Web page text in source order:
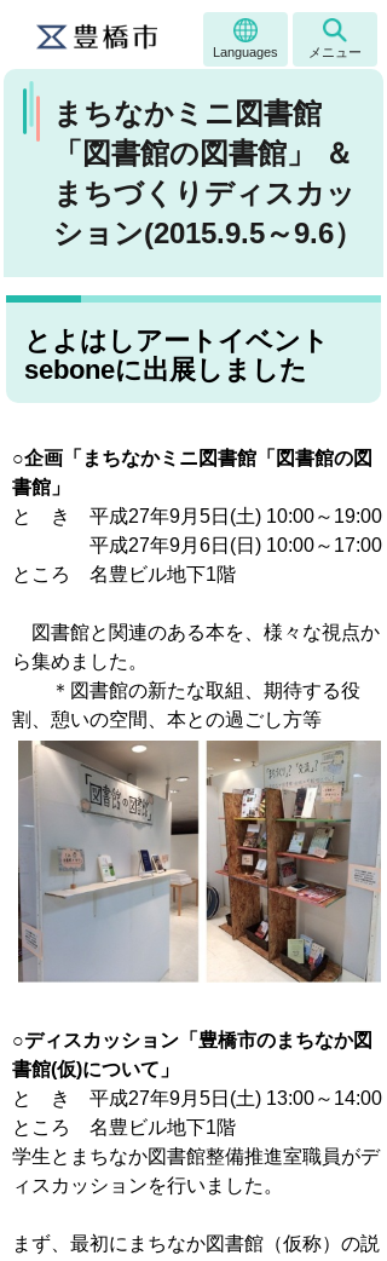
Languages メニュー
まちなかミニ図書館
「図書館の図書館」 ＆
まちづくりディスカッ
ション(2015.9.5～9.6）
とよはしアートイベント
seboneに出展しました
○企画「まちなかミニ図書館「図書館の図
書館」
と き 平成27年9月5日(土) 10:00～19:00
平成27年9月6日(日) 10:00～17:00
ところ 名豊ビル地下1階
図書館と関連のある本を、様々な視点か
ら集めました。
＊図書館の新たな取組、期待する役
割、憩いの空間、本との過ごし方等
○ディスカッション「豊橋市のまちなか図
書館(仮)について」
と き 平成27年9月5日(土) 13:00～14:00
ところ 名豊ビル地下1階
学生とまちなか図書館整備推進室職員がデ
ィスカッションを行いました。
まず、最初にまちなか図書館（仮称）の説